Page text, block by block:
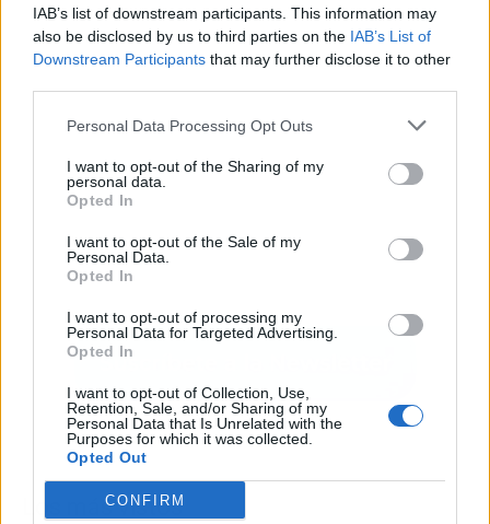
IAB’s list of downstream participants. This information may
also be disclosed by us to third parties on the IAB’s List of
Downstream Participants that may further disclose it to other
Personal Data Processing Opt Outs
I want to opt-out of the Sharing of my
personal data.
Opted In
I want to opt-out of the Sale of my
Personal Data.
Opted In
I want to opt-out of processing my
Personal Data for Targeted Advertising.
Opted In
I want to opt-out of Collection, Use,
Retention, Sale, and/or Sharing of my
Personal Data that Is Unrelated with the
Purposes for which it was collected.
Opted Out
CONFIRM
Los más vistos